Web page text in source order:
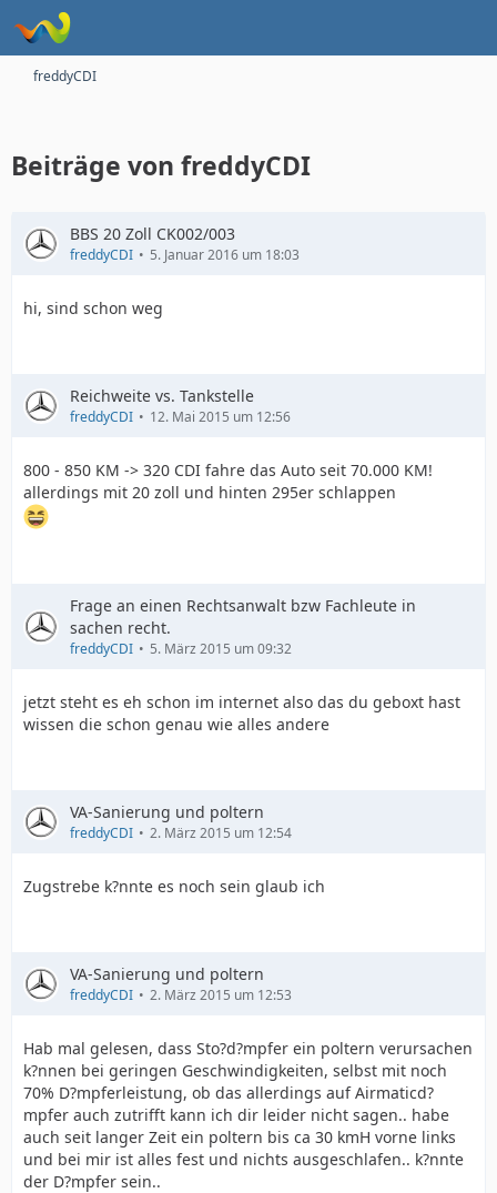
freddyCDI
Beiträge von freddyCDI
BBS 20 Zoll CK002/003
freddyCDI 5. Januar 2016 um 18:03
hi, sind schon weg
Reichweite vs. Tankstelle
freddyCDI 12. Mai 2015 um 12:56
800 - 850 KM -> 320 CDI fahre das Auto seit 70.000 KM!
allerdings mit 20 zoll und hinten 295er schlappen
Frage an einen Rechtsanwalt bzw Fachleute in
sachen recht.
freddyCDI 5. März 2015 um 09:32
jetzt steht es eh schon im internet also das du geboxt hast
wissen die schon genau wie alles andere
VA-Sanierung und poltern
freddyCDI 2. März 2015 um 12:54
Zugstrebe k?nnte es noch sein glaub ich
VA-Sanierung und poltern
freddyCDI 2. März 2015 um 12:53
Hab mal gelesen, dass Sto?d?mpfer ein poltern verursachen
k?nnen bei geringen Geschwindigkeiten, selbst mit noch
70% D?mpferleistung, ob das allerdings auf Airmaticd?
mpfer auch zutrifft kann ich dir leider nicht sagen.. habe
auch seit langer Zeit ein poltern bis ca 30 kmH vorne links
und bei mir ist alles fest und nichts ausgeschlafen.. k?nnte
der D?mpfer sein..